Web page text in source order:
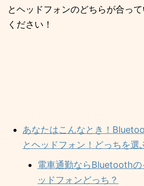
とヘッドフォンのどちらが合っ
ください！
あなたはこんなとき！
とヘッドフォン！どっちを選
電車通勤ならBluetoothの
ッドフォンどっち？